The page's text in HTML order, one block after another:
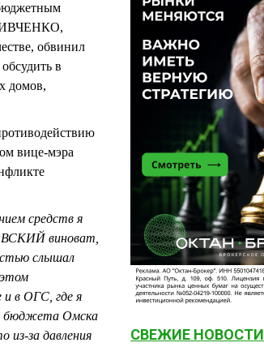
ИВЧЕНКО,
обвинил
в
домов,
вице-мэра
средств я
виноват,
слышал
в ОГС, где я
бюджета Омска
за давления
СВЕЖИЕ НОВОСТИ